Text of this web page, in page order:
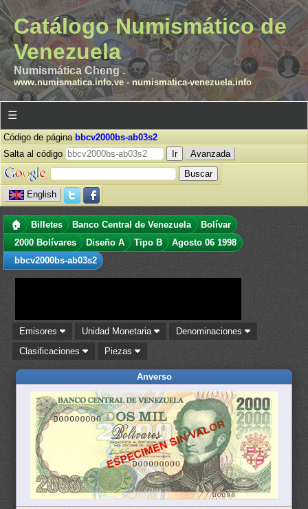
Catálogo Numismático de
Venezuela
Numismática Cheng .
www.numismatica.info.ve- numismatica-venezuela.info
☰
Código de página bbcv2000bs-ab03s2
Salta al código
Avanzada
English
🏠 Billetes Banco Central de Venezuela
Bolívar
2000 Bolívares
Diseño A Tipo B
Agosto 06 1998
bbcv2000bs-ab03s2
Emisores Unidad Monetaria
Denominaciones
Clasificaciones
Piezas
Anverso